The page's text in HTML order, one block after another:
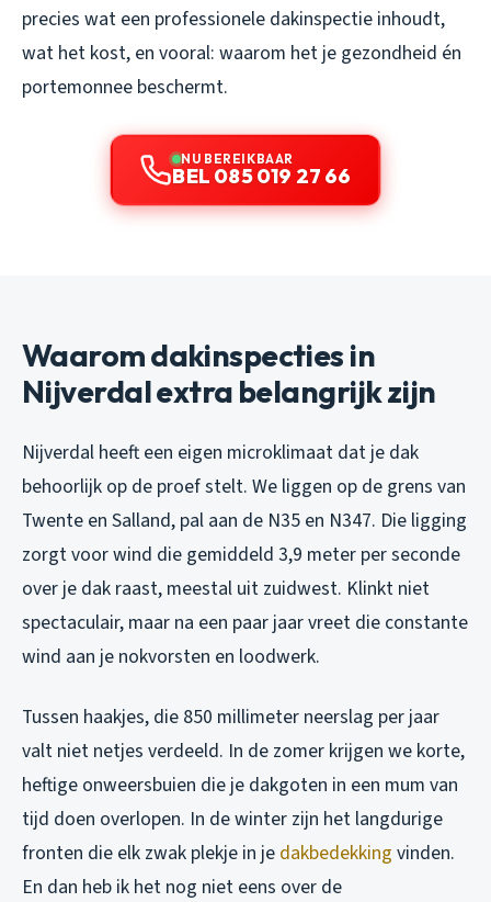
precies wat een professionele dakinspectie inhoudt,
wat het kost, en vooral: waarom het je gezondheid én
portemonnee beschermt.
NU BEREIKBAAR
BEL 085 019 27 66
Waarom dakinspecties in
Nijverdal extra belangrijk zijn
Nijverdal heeft een eigen microklimaat dat je dak
behoorlijk op de proef stelt. We liggen op de grens van
Twente en Salland, pal aan de N35 en N347. Die ligging
zorgt voor wind die gemiddeld 3,9 meter per seconde
over je dak raast, meestal uit zuidwest. Klinkt niet
spectaculair, maar na een paar jaar vreet die constante
wind aan je nokvorsten en loodwerk.
Tussen haakjes, die 850 millimeter neerslag per jaar
valt niet netjes verdeeld. In de zomer krijgen we korte,
heftige onweersbuien die je dakgoten in een mum van
tijd doen overlopen. In de winter zijn het langdurige
fronten die elk zwak plekje in je dakbedekking vinden.
En dan heb ik het nog niet eens over de